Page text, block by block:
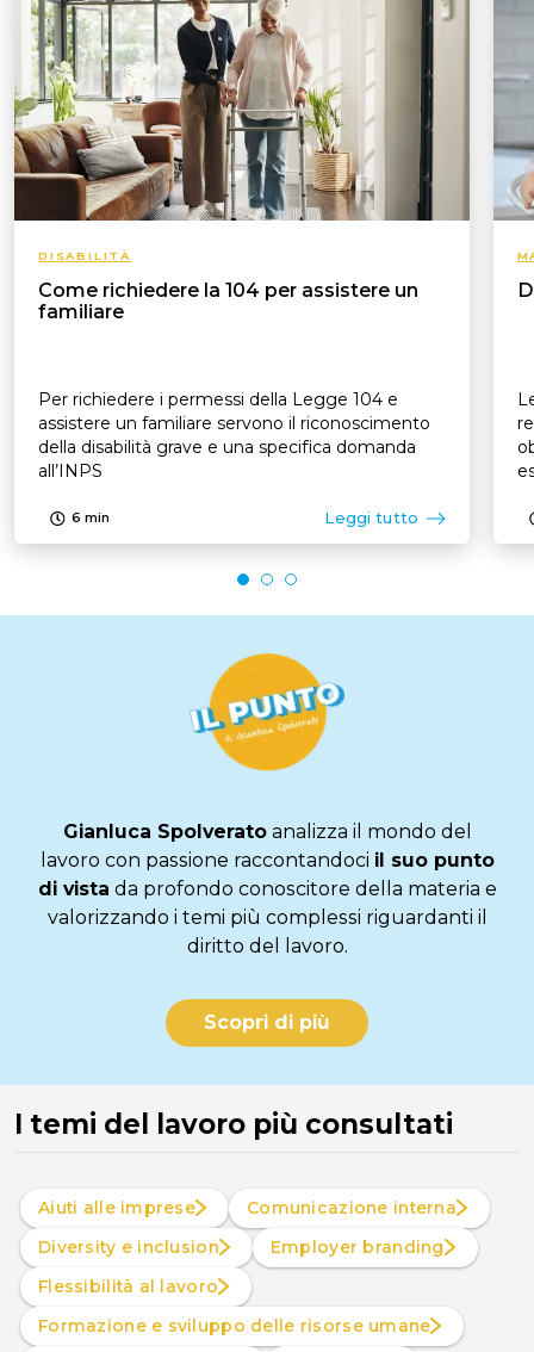
DISABILITÀ
Come richiedere la 104 per assistere un
familiare
Per richiedere i permessi della Legge 104 e
assistere un familiare servono il riconoscimento
della disabilità grave e una specifica domanda
all’INPS
6 min Leggi tutto
Gianluca Spolveratoanalizza il mondo del
lavoro con passione raccontandoci il suo punto
di vista da profondo conoscitore della materia e
valorizzando i temi più complessi riguardanti il
diritto del lavoro.
Scopri di più
I temi del lavoro più consultati
Aiuti alle imprese
Comunicazione interna
Diversity e inclusion
Employer branding
Flessibilità al lavoro
Formazione e sviluppo delle risorse umane